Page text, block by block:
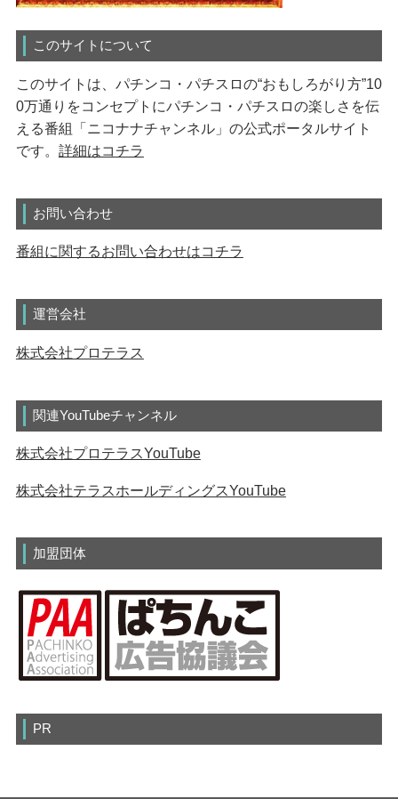
このサイトについて
このサイトは、パチンコ・パチスロの“おもしろがり方”10
0万通りをコンセプトにパチンコ・パチスロの楽しさを伝
える番組「ニコナナチャンネル」の公式ポータルサイト
です。 詳細はコチラ
お問い合わせ
番組に関するお問い合わせはコチラ
運営会社
株式会社プロテラス
関連YouTubeチャンネル
株式会社プロテラスYouTube
株式会社テラスホールディングスYouTube
加盟団体
PR